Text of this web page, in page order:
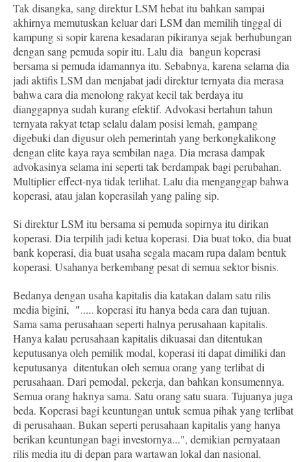
Tak disangka, sang direktur LSM hebat itu bahkan sampai
akhirnya memutuskan keluar dari LSM dan memilih tinggal di
kampung si sopir karena kesadaran pikiranya sejak berhubungan
dengan sang pemuda sopir itu. Lalu dia bangun koperasi
bersama si pemuda idamannya itu. Sebabnya, karena selama dia
jadi aktifis LSM dan menjabat jadi direktur ternyata dia merasa
bahwa cara dia menolong rakyat kecil tak berdaya itu
dianggapnya sudah kurang efektif. Advokasi bertahun tahun
ternyata rakyat tetap selalu dalam posisi lemah, gampang
digebuki dan digusur oleh pemerintah yang berkongkalikong
dengan elite kaya raya sembilan naga. Dia merasa dampak
advokasinya selama ini seperti tak berdampak bagi perubahan.
Multiplier effect-nya tidak terlihat. Lalu dia menganggap bahwa
koperasi, atau jalan koperasilah yang paling sip.
Si direktur LSM itu bersama si pemuda sopirnya itu dirikan
koperasi. Dia terpilih jadi ketua koperasi. Dia buat toko, dia buat
bank koperasi, dia buat usaha segala macam rupa dalam bentuk
koperasi. Usahanya berkembang pesat di semua sektor bisnis.
Bedanya dengan usaha kapitalis dia katakan dalam satu rilis
media bigini, "..... koperasi itu hanya beda cara dan tujuan.
Sama sama perusahaan seperti halnya perusahaan kapitalis.
Hanya kalau perusahaan kapitalis dikuasai dan ditentukan
keputusanya oleh pemilik modal, koperasi iti dapat dimiliki dan
keputusanya ditentukan oleh semua orang yang terlibat di
perusahaan. Dari pemodal, pekerja, dan bahkan konsumennya.
Semua orang haknya sama. Satu orang satu suara. Tujuanya juga
beda. Koperasi bagi keuntungan untuk semua pihak yang terlibat
di perusahaan. Bukan seperti perusahaan kapitalis yang hanya
berikan keuntungan bagi investornya...", demikian pernyataan
rilis media itu di depan para wartawan lokal dan nasional.